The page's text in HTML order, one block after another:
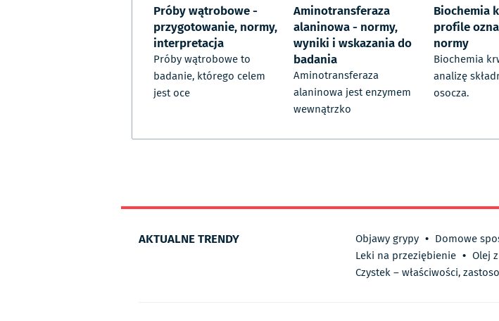
Próby wątrobowe -
przygotowanie, normy,
interpretacja
Próby wątrobowe to
badanie, którego celem
jest oce
Aminotransferaza
alaninowa - normy,
wyniki i wskazania do
badania
Aminotransferaza
alaninowa jest enzymem
wewnątrzko
Biochemia
profile
normy
Biochemia
analizę
osocza.
AKTUALNE TRENDY Objawy grypy • Domowe
Leki na przeziębienie • Olej
Czystek – właściwości,